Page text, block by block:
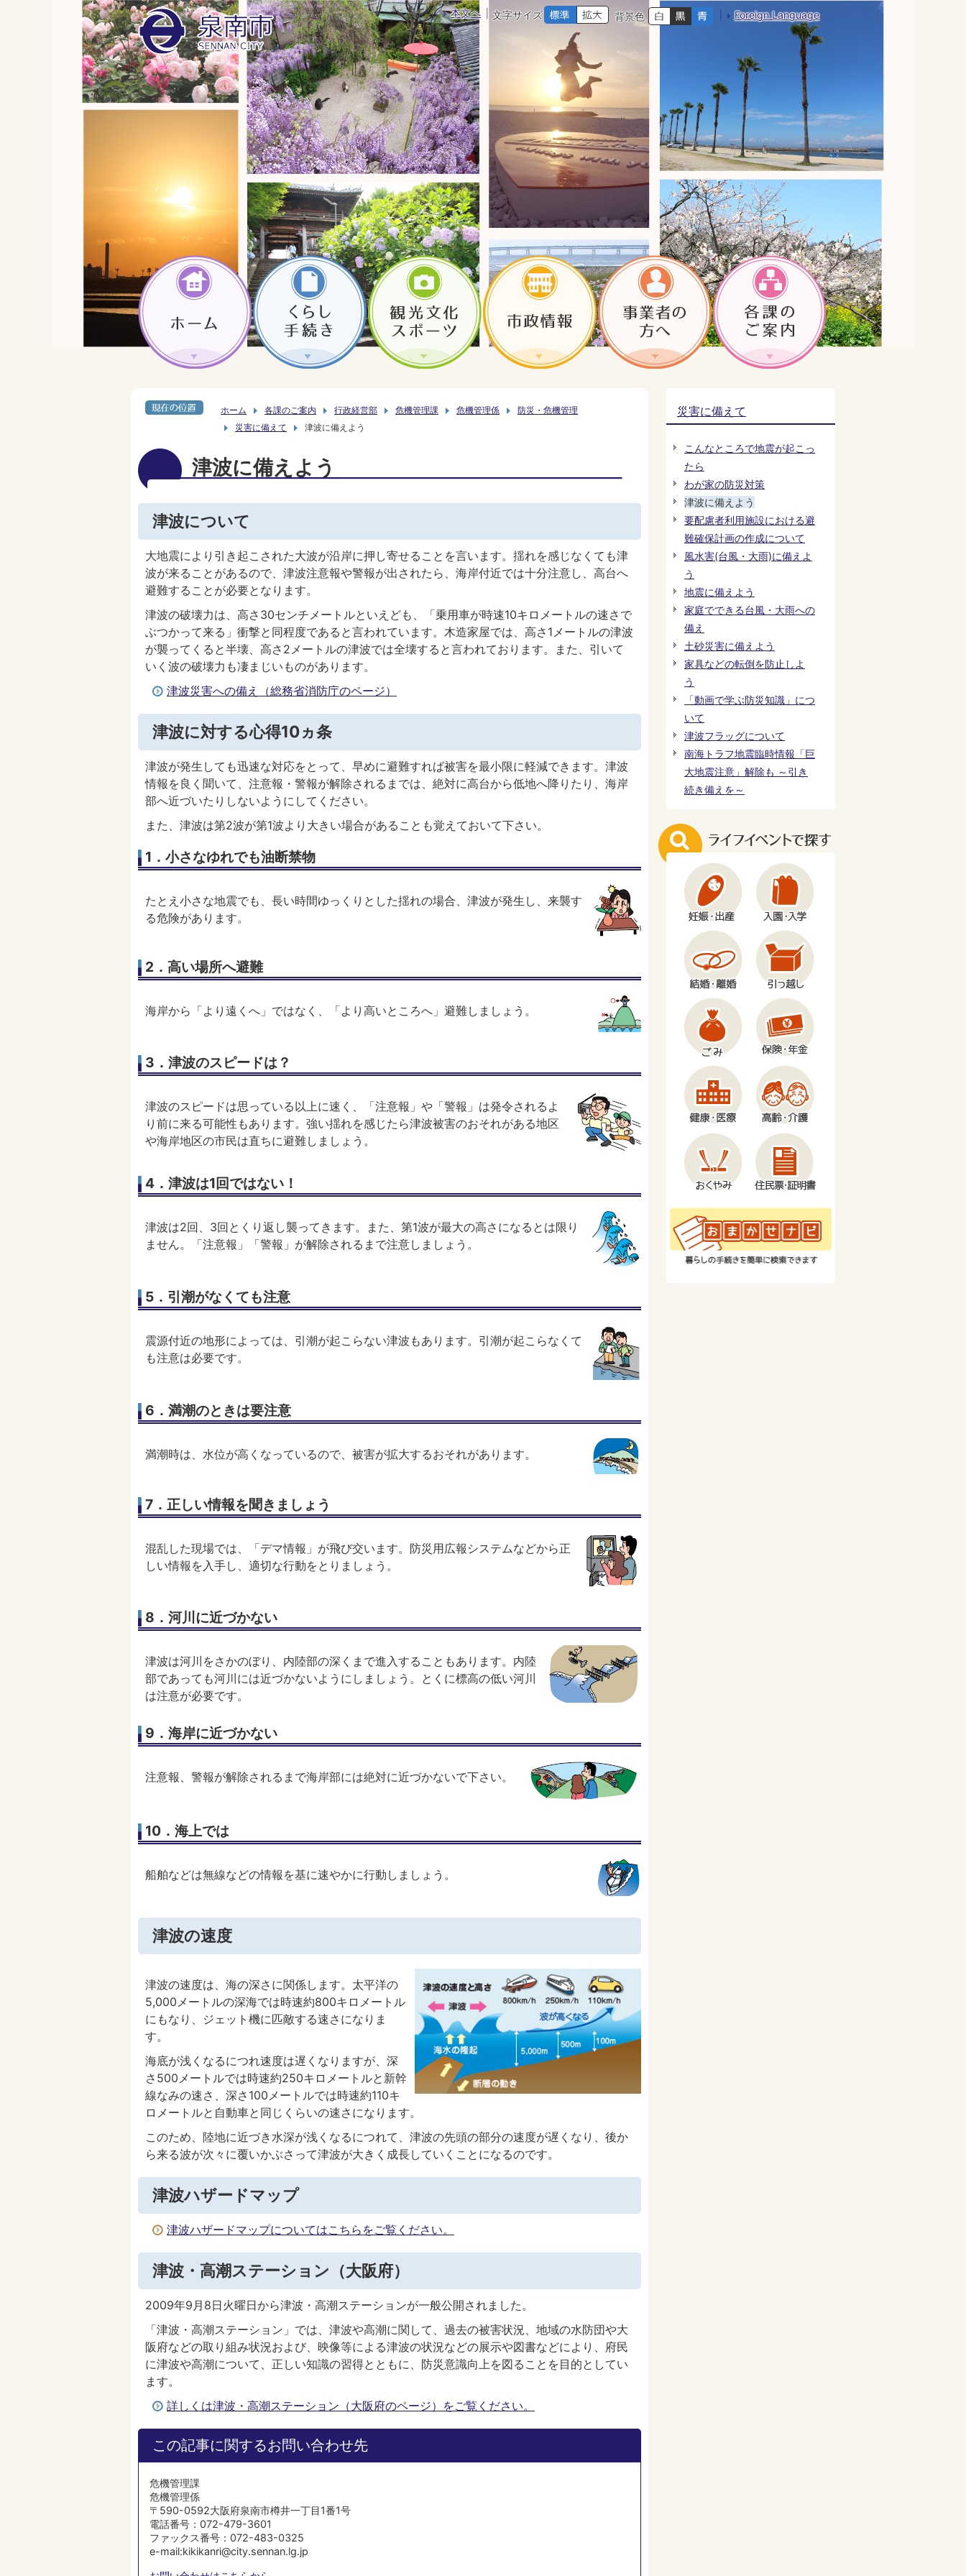
本文へ 文字サイズ 背景色 Foreign Language
ホーム 各課のご案内 行政経営部 危機管理課 危機管理係
防災・危機管理
災害に備えて
津波に備えよう
津波に備えよう
津波について
大地震により引き起こされた大波が沿岸に押し寄せることを言います。揺れを感じなくても津
波が来ることがあるので、津波注意報や警報が出されたら、海岸付近では十分注意し、高台へ
避難することが必要となります。
津波の破壊力は、高さ30センチメートルといえども、「乗用車が時速10キロメートルの速さで
ぶつかって来る」衝撃と同程度であると言われています。木造家屋では、高さ1メートルの津波
が襲ってくると半壊、高さ2メートルの津波では全壊すると言われております。また、引いて
いく波の破壊力も凄まじいものがあります。
津波災害への備え（総務省消防庁のページ）
津波に対する心得10ヵ条
津波が発生しても迅速な対応をとって、早めに避難すれば被害を最小限に軽減できます。津波
情報を良く聞いて、注意報・警報が解除されるまでは、絶対に高台から低地へ降りたり、海岸
部へ近づいたりしないようにしてください。
また、津波は第2波が第1波より大きい場合があることも覚えておいて下さい。
1．小さなゆれでも油断禁物
たとえ小さな地震でも、長い時間ゆっくりとした揺れの場合、津波が発生し、来襲す
る危険があります。
2．高い場所へ避難
海岸から「より遠くへ」ではなく、「より高いところへ」避難しましょう。
3．津波のスピードは？
津波のスピードは思っている以上に速く、「注意報」や「警報」は発令されるよ
り前に来る可能性もあります。強い揺れを感じたら津波被害のおそれがある地区
や海岸地区の市民は直ちに避難しましょう。
4．津波は1回ではない！
津波は2回、3回とくり返し襲ってきます。また、第1波が最大の高さになるとは限り
ません。「注意報」「警報」が解除されるまで注意しましょう。
5．引潮がなくても注意
震源付近の地形によっては、引潮が起こらない津波もあります。引潮が起こらなくて
も注意は必要です。
6．満潮のときは要注意
満潮時は、水位が高くなっているので、被害が拡大するおそれがあります。
7．正しい情報を聞きましょう
混乱した現場では、「デマ情報」が飛び交います。防災用広報システムなどから正
しい情報を入手し、適切な行動をとりましょう。
8．河川に近づかない
津波は河川をさかのぼり、内陸部の深くまで進入することもあります。内陸
部であっても河川には近づかないようにしましょう。とくに標高の低い河川
は注意が必要です。
9．海岸に近づかない
注意報、警報が解除されるまで海岸部には絶対に近づかないで下さい。
10．海上では
船舶などは無線などの情報を基に速やかに行動しましょう。
津波の速度
津波の速度は、海の深さに関係します。太平洋の
5,000メートルの深海では時速約800キロメートル
にもなり、ジェット機に匹敵する速さになりま
す。
海底が浅くなるにつれ速度は遅くなりますが、深
さ500メートルでは時速約250キロメートルと新幹
線なみの速さ、深さ100メートルでは時速約110キ
ロメートルと自動車と同じくらいの速さになります。
このため、陸地に近づき水深が浅くなるにつれて、津波の先頭の部分の速度が遅くなり、後か
ら来る波が次々に覆いかぶさって津波が大きく成長していくことになるのです。
津波ハザードマップ
津波ハザードマップについてはこちらをご覧ください。
津波・高潮ステーション（大阪府）
2009年9月8日火曜日から津波・高潮ステーションが一般公開されました。
「津波・高潮ステーション」では、津波や高潮に関して、過去の被害状況、地域の水防団や大
阪府などの取り組み状況および、映像等による津波の状況などの展示や図書などにより、府民
に津波や高潮について、正しい知識の習得とともに、防災意識向上を図ることを目的としてい
ます。
詳しくは津波・高潮ステーション（大阪府のページ）をご覧ください。
この記事に関するお問い合わせ先
危機管理課
危機管理係
〒590-0592大阪府泉南市樽井一丁目1番1号
電話番号：072-479-3601
ファックス番号：072-483-0325
e-mail:kikikanri@city.sennan.lg.jp
災害に備えて
こんなところで地震が起こっ
たら
わが家の防災対策
津波に備えよう
要配慮者利用施設における避
難確保計画の作成について
風水害(台風・大雨)に備えよ
う
地震に備えよう
家庭でできる台風・大雨への
備え
土砂災害に備えよう
家具などの転倒を防止しよ
う
「動画で学ぶ防災知識」につ
いて
津波フラッグについて
南海トラフ地震臨時情報「巨
大地震注意」解除も ～引き
続き備えを～